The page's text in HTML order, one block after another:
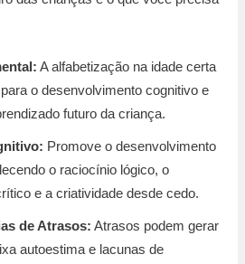
A alfabetização na idade certa
o desenvolvimento cognitivo e
futuro da criança.
Promove o desenvolvimento
o raciocínio lógico, o
e a criatividade desde cedo.
de Atrasos: Atrasos podem gerar
autoestima e lacunas de